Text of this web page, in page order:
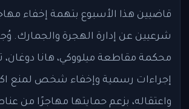
قاضيين هذا الأسبوع بتهمة إخفاء
شرعيين عن إدارة الهجرة والجمارك.
محكمة مقاطعة ميلووكي، هانا دوغان،
إجراءات رسمية وإخفاء شخص لمنع
واعتقاله، بزعم حمايتها مهاجرًا من